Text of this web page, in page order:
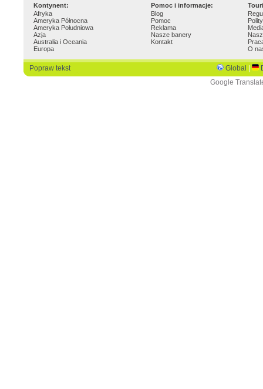
Kontynent: Pomoc i informacje:
Afryka
Ameryka Północna
Ameryka Południowa
Azja
Australia i Oceania
Europa
Blog
Pomoc
Reklama
Nasze banery
Kontakt
O
Popraw tekst Global
Google